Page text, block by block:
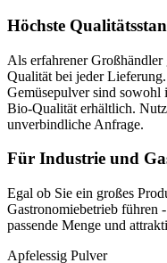
Höchste
Als erfahrener
Qualität bei jeder
Gemüsepulver sind sowohl
Bio-Qualität erhältlich.
unverbindliche Anfrage.
Für Industrie und
Egal ob Sie ein großes
Gastronomiebetrieb führen
passende Menge und
Apfelessig Pulver